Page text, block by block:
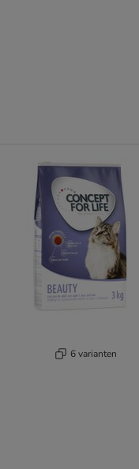
6 varianten